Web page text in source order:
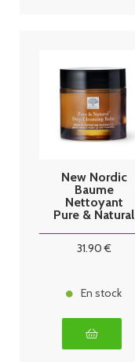
New Nordic
Baume
Nettoyant
Pure & Natural
31.90€
En stock